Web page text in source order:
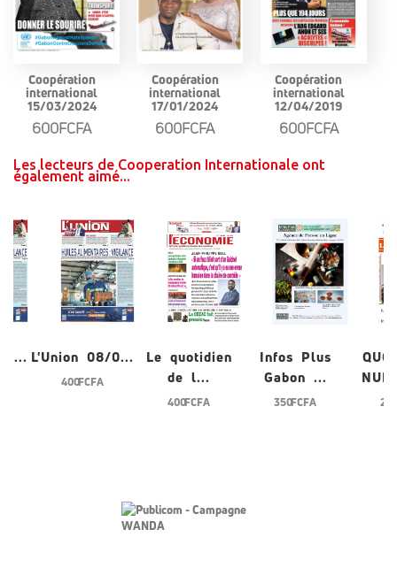
Coopération
international
15/03/2024
600FCFA
Coopération
international
17/01/2024
600FCFA
Coopération
international
12/04/2019
600FCFA
Les lecteurs de Cooperation Internationale ont
également aimé...
0... L'Union 08/0...
400 FCFA
Le quotidien
de l...
400 FCFA
Infos Plus
Gabon ...
350 FCFA